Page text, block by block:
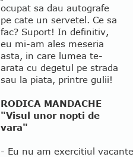
ocupat sa dau autografe
pe cate un servetel. Ce sa
fac? Suport! In definitiv,
eu mi-am ales meseria
asta, in care lumea te-
arata cu degetul pe strada
sau la piata, printre gulii!
RODICA MANDACHE
"Visul unor nopti de
vara"
- Eu nu am exercitiul